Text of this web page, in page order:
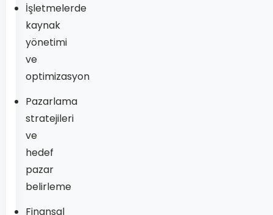
İşletmelerde
kaynak
yönetimi
ve
optimizasyon
Pazarlama
stratejileri
ve
hedef
pazar
belirleme
Finansal